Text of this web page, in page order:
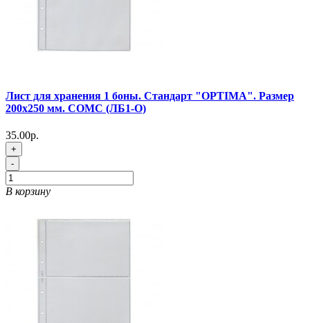
Лист для хранения 1 боны. Стандарт "OPTIMA". Размер
200х250 мм. СОМС (ЛБ1-O)
35.00р.
+
-
В корзину